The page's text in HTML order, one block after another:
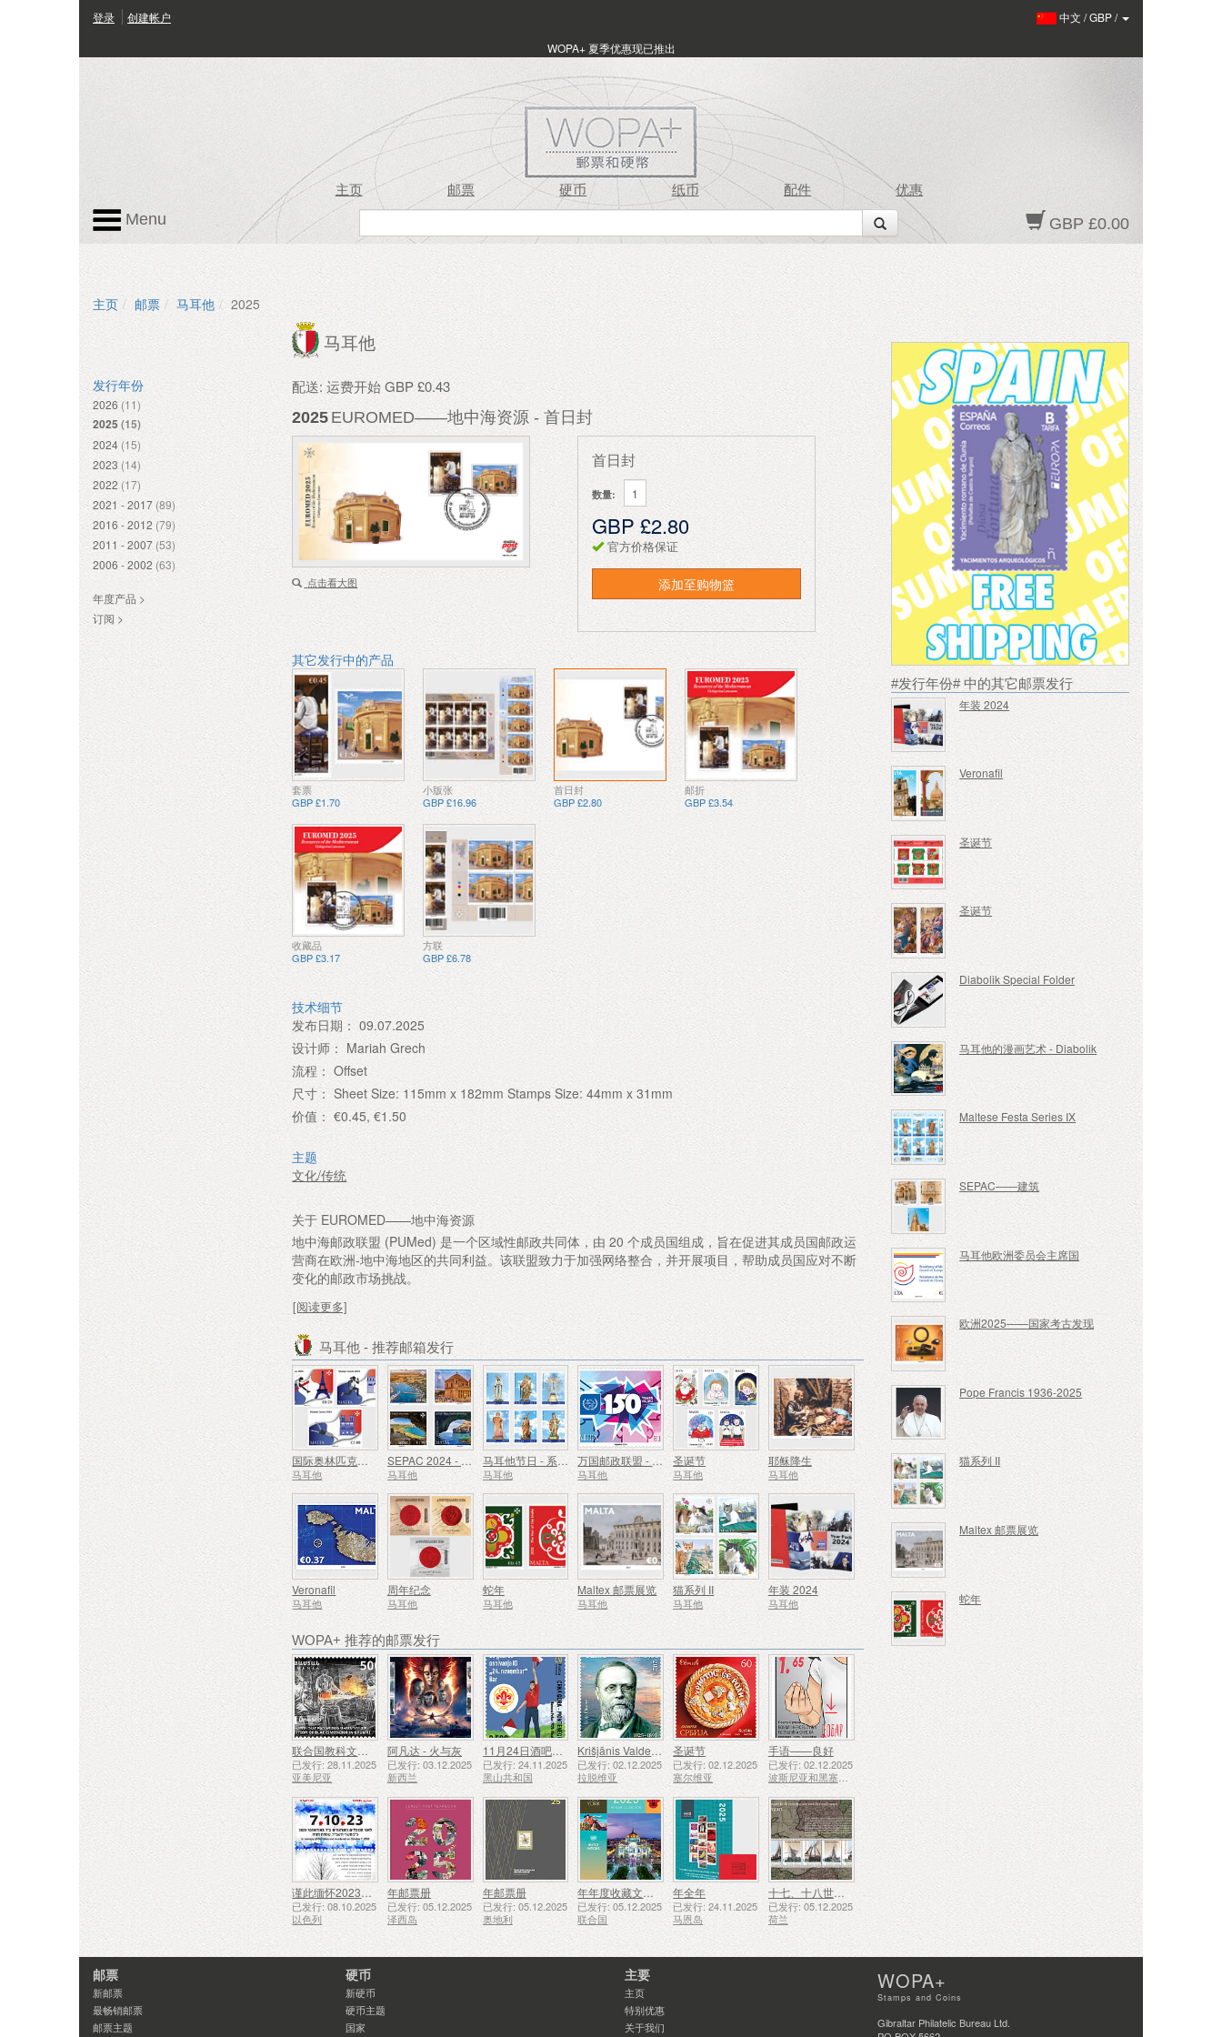
登录 创建帐户 中文 /GBP/
WOPA+ 夏季优惠现已推出
主页 邮票 硬币 纸币 配件 优惠
GBP £0.00
Menu
主页 邮票 马耳他 2025
发行年份
2026 (11)
2025(15)
2024 (15)
2023 (14)
2022 (17)
2021 - 2017 (89)
2016 - 2012 (79)
2011 - 2007 (53)
2006 - 2002 (63)
年度产品 >
订阅 >
马耳他
配送: 运费开始 GBP £0.43
2025 EUROMED——地中海资源 - 首日封
点击看大图
首日封
数量:
GBP £2.80
官方价格保证
添加至购物篮
其它发行中的产品
套票
GBP £1.70
小版张
GBP £16.96
首日封
GBP £2.80
邮折
GBP £3.54
收藏品
GBP £3.17
方联
GBP £6.78
技术细节
发布日期： 09.07.2025
设计师： Mariah Grech
流程： Offset
尺寸： Sheet Size: 115mm x 182mm Stamps Size: 44mm x 31mm
价值： €0.45, €1.50
主题
文化/传统
关于 EUROMED——地中海资源
地中海邮政联盟 (PUMed) 是一个区域性邮政共同体，由 20 个成员国组成，旨在促进其成员国邮政运
营商在欧洲-地中海地区的共同利益。该联盟致力于加强网络整合，并开展项目，帮助成员国应对不断
变化的邮政市场挑战。
[阅读更多]
马耳他 - 推荐邮箱发行
国际奥林匹克大会
马耳他
SEPAC 2024 - 主要旅游景点
马耳他
马耳他节日 - 系列 VIII
马耳他
万国邮政联盟 - 150 周年
马耳他
圣诞节
马耳他
耶稣降生
马耳他
Veronafil
马耳他
周年纪念
马耳他
蛇年
马耳他
Maltex 邮票展览
马耳他
猫系列 II
马耳他
年装 2024
马耳他
WOPA+ 推荐的邮票发行
联合国教科文组织人类非物质文化遗产代表作名录——久姆里的铁匠技艺
已发行: 28.11.2025
亚美尼亚
阿凡达 - 火与灰
已发行: 03.12.2025
新西兰
11月24日酒吧侦察员成立50周年
已发行: 24.11.2025
黑山共和国
Krišjānis Valdemārs
已发行: 02.12.2025
拉脱维亚
圣诞节
已发行: 02.12.2025
塞尔维亚
手语——良好
已发行: 02.12.2025
波斯尼亚和黑塞哥维那 - 斯普斯卡共和国
谨此缅怀2023年10月7日遇难和被谋杀的人们
已发行: 08.10.2025
以色列
年邮票册
已发行: 05.12.2025
泽西岛
年邮票册
已发行: 05.12.2025
奥地利
年年度收藏文件夹（纽约）
已发行: 05.12.2025
联合国
年全年
已发行: 24.11.2025
马恩岛
十七、十八世纪的航运——泥炭运输
已发行: 05.12.2025
荷兰
#发行年份# 中的其它邮票发行
年装 2024
Veronafil
圣诞节
圣诞节
Diabolik Special Folder
马耳他的漫画艺术 - Diabolik
Maltese Festa Series IX
SEPAC——建筑
马耳他欧洲委员会主席国
欧洲2025——国家考古发现
Pope Francis 1936-2025
猫系列 II
Maltex 邮票展览
蛇年
邮票
新邮票
最畅销邮票
邮票主题
硬币
新硬币
硬币主题
国家
主要
主页
特别优惠
关于我们
WOPA+
Stamps and Coins
Gibraltar Philatelic Bureau Ltd.